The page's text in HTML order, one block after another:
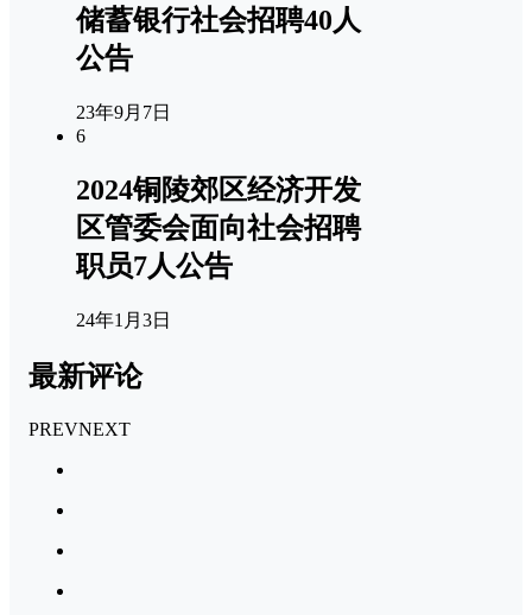
储蓄银行社会招聘40人
公告
23年9月7日
6
2024铜陵郊区经济开发
区管委会面向社会招聘
职员7人公告
24年1月3日
最新评论
PREVNEXT